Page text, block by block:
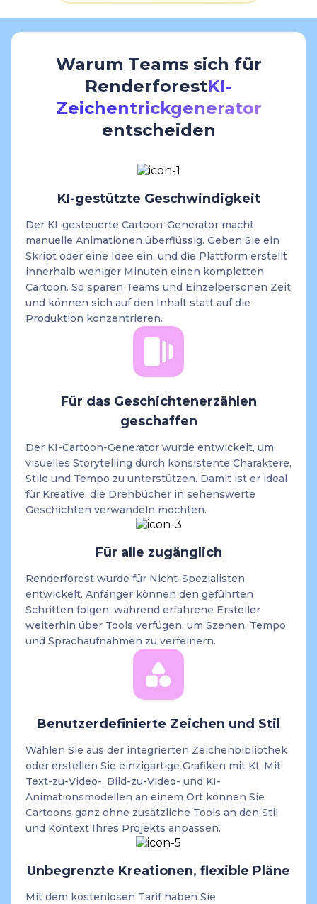
Warum Teams sich für
RenderforestKI-
Zeichentrickgenerator
entscheiden
KI-gestützte Geschwindigkeit
Der KI-gesteuerte Cartoon-Generator macht
manuelle Animationen überflüssig. Geben Sie ein
Skript oder eine Idee ein, und die Plattform erstellt
innerhalb weniger Minuten einen kompletten
Cartoon. So sparen Teams und Einzelpersonen Zeit
und können sich auf den Inhalt statt auf die
Produktion konzentrieren.
Für das Geschichtenerzählen
geschaffen
Der KI-Cartoon-Generator wurde entwickelt, um
visuelles Storytelling durch konsistente Charaktere,
Stile und Tempo zu unterstützen. Damit ist er ideal
für Kreative, die Drehbücher in sehenswerte
Geschichten verwandeln möchten.
Für alle zugänglich
Renderforest wurde für Nicht-Spezialisten
entwickelt. Anfänger können den geführten
Schritten folgen, während erfahrene Ersteller
weiterhin über Tools verfügen, um Szenen, Tempo
und Sprachaufnahmen zu verfeinern.
Benutzerdefinierte Zeichen und Stil
Wählen Sie aus der integrierten Zeichenbibliothek
oder erstellen Sie einzigartige Grafiken mit KI. Mit
Text-zu-Video-, Bild-zu-Video- und KI-
Animationsmodellen an einem Ort können Sie
Cartoons ganz ohne zusätzliche Tools an den Stil
und Kontext Ihres Projekts anpassen.
Unbegrenzte Kreationen, flexible Pläne
Mit dem kostenlosen Tarif haben Sie